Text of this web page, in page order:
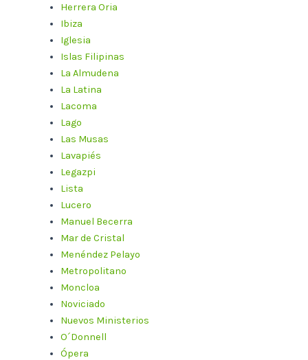
Herrera Oria
Ibiza
Iglesia
Islas Filipinas
La Almudena
La Latina
Lacoma
Lago
Las Musas
Lavapiés
Legazpi
Lista
Lucero
Manuel Becerra
Mar de Cristal
Menéndez Pelayo
Metropolitano
Moncloa
Noviciado
Nuevos Ministerios
O´Donnell
Ópera